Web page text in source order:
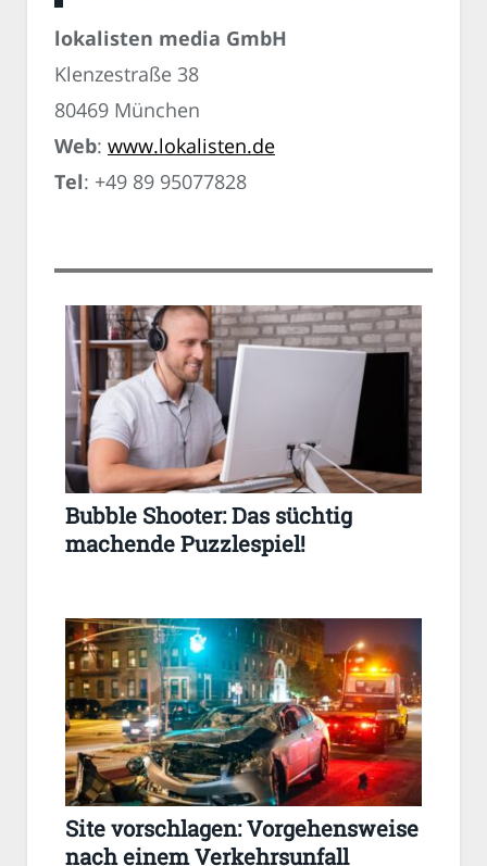
lokalisten media GmbH
Klenzestraße 38
80469 München
Web: www.lokalisten.de
Tel: +49 89 95077828
Bubble Shooter: Das süchtig
machende Puzzlespiel!
Site vorschlagen: Vorgehensweise
nach einem Verkehrsunfall